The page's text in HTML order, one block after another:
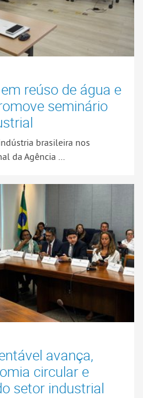
reúso de água e
seminário
brasileira nos
da Agência ...
avança,
circular e
setor industrial